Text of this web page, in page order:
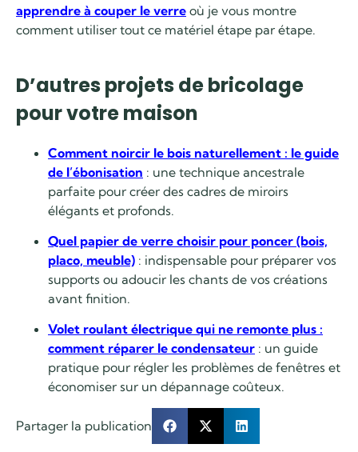
apprendre à couper le verre où je vous montre
comment utiliser tout ce matériel étape par étape.
D’autres projets de bricolage
pour votre maison
Comment noircir le bois naturellement : le guide
de l’ébonisation : une technique ancestrale
parfaite pour créer des cadres de miroirs
élégants et profonds.
Quel papier de verre choisir pour poncer (bois,
placo, meuble) : indispensable pour préparer vos
supports ou adoucir les chants de vos créations
avant finition.
Volet roulant électrique qui ne remonte plus :
comment réparer le condensateur : un guide
pratique pour régler les problèmes de fenêtres et
économiser sur un dépannage coûteux.
Partager la publication